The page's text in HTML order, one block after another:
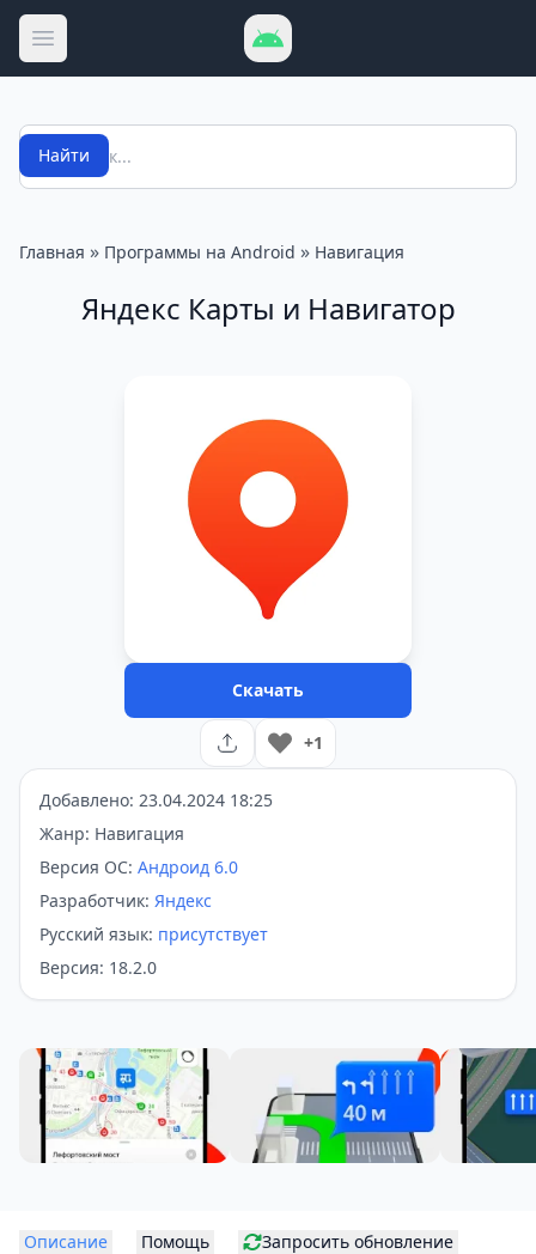
Открыть меню
Поиск
Найти
Главная » Программы на Android » Навигация
Яндекс Карты и Навигатор
Скачать
+1
Добавлено: 23.04.2024 18:25
Жанр: Навигация
Версия ОС: Андроид 6.0
Разработчик: Яндекс
Русский язык: присутствует
Версия: 18.2.0
Описание Помощь Запросить обновление